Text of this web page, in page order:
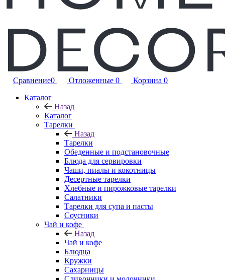
Сравнение0 Отложенные 0 Корзина 0
Каталог
Назад
Каталог
Тарелки
Назад
Тарелки
Обеденные и подстановочные
Блюда для сервировки
Чаши, пиалы и кокотницы
Десертные тарелки
Хлебные и пирожковые тарелки
Салатники
Тарелки для супа и пасты
Соусники
Чай и кофе
Назад
Чай и кофе
Блюдца
Кружки
Сахарницы